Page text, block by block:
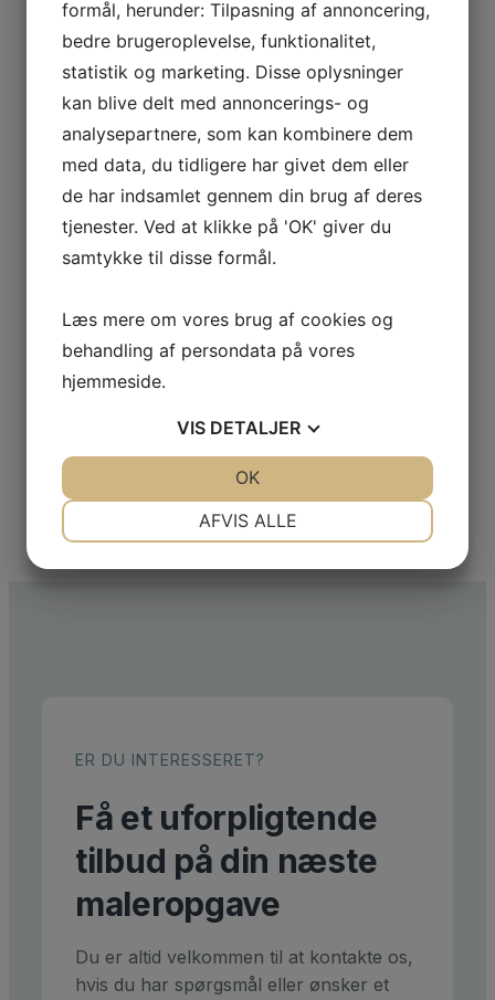
private, virksomheder og boligforeninger med alle
former for malerarbejde.
Vi stræber efter glade kunder
Vi satser vi på det gode og langvarige samarbejde med
vores kunder, med alle de fordele, det indebærer.
Vi ved, hvad vi snakker om
og søger for at tilpasse materialerne til den
pågældende arbejdsopgave.​
ER DU INTERESSERET?
Få et uforpligtende
tilbud på din næste
maleropgave
Du er altid velkommen til at kontakte os,
hvis du har spørgsmål eller ønsker et
formål, herunder: Tilpasning af annoncering,
bedre brugeroplevelse, funktionalitet,
statistik og marketing. Disse oplysninger
kan blive delt med annoncerings- og
analysepartnere, som kan kombinere dem
med data, du tidligere har givet dem eller
de har indsamlet gennem din brug af deres
tjenester. Ved at klikke på 'OK' giver du
samtykke til disse formål.
Læs mere om vores brug af cookies og
behandling af persondata på vores
hjemmeside.
VIS DETALJER
AFVIS ALLE
OK